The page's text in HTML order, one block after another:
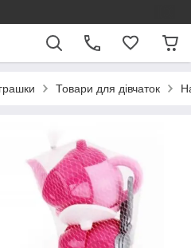
Товари для дівчаток